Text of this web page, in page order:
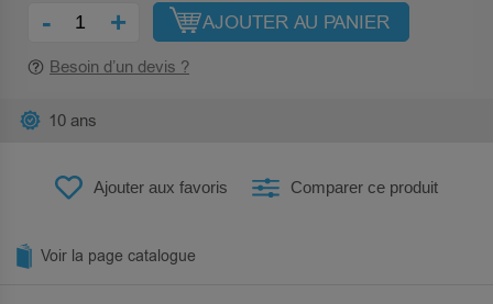
- + AJOUTER AU PANIER
Besoin d’un devis ?
Ajouter aux favoris Comparer ce produit
10 ans
Voir la page catalogue